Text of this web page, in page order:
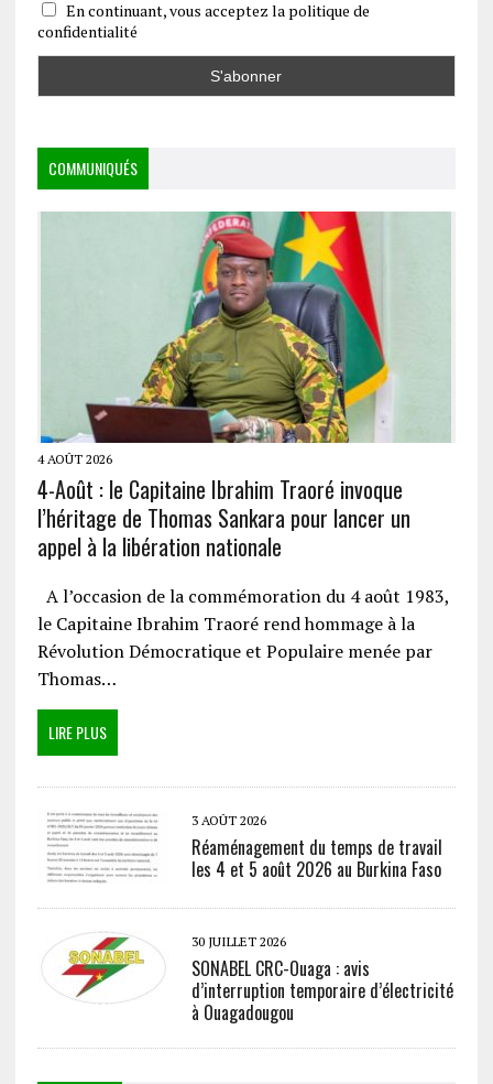
En continuant, vous acceptez la politique de
confidentialité
COMMUNIQUÉS
4 AOÛT 2026
4-Août : le Capitaine Ibrahim Traoré invoque
l’héritage de Thomas Sankara pour lancer un
appel à la libération nationale
A l’occasion de la commémoration du 4 août 1983,
le Capitaine Ibrahim Traoré rend hommage à la
Révolution Démocratique et Populaire menée par
Thomas…
LIRE PLUS
3 AOÛT 2026
Réaménagement du temps de travail
les 4 et 5 août 2026 au Burkina Faso
30 JUILLET 2026
SONABEL CRC-Ouaga : avis
d’interruption temporaire d’électricité
à Ouagadougou